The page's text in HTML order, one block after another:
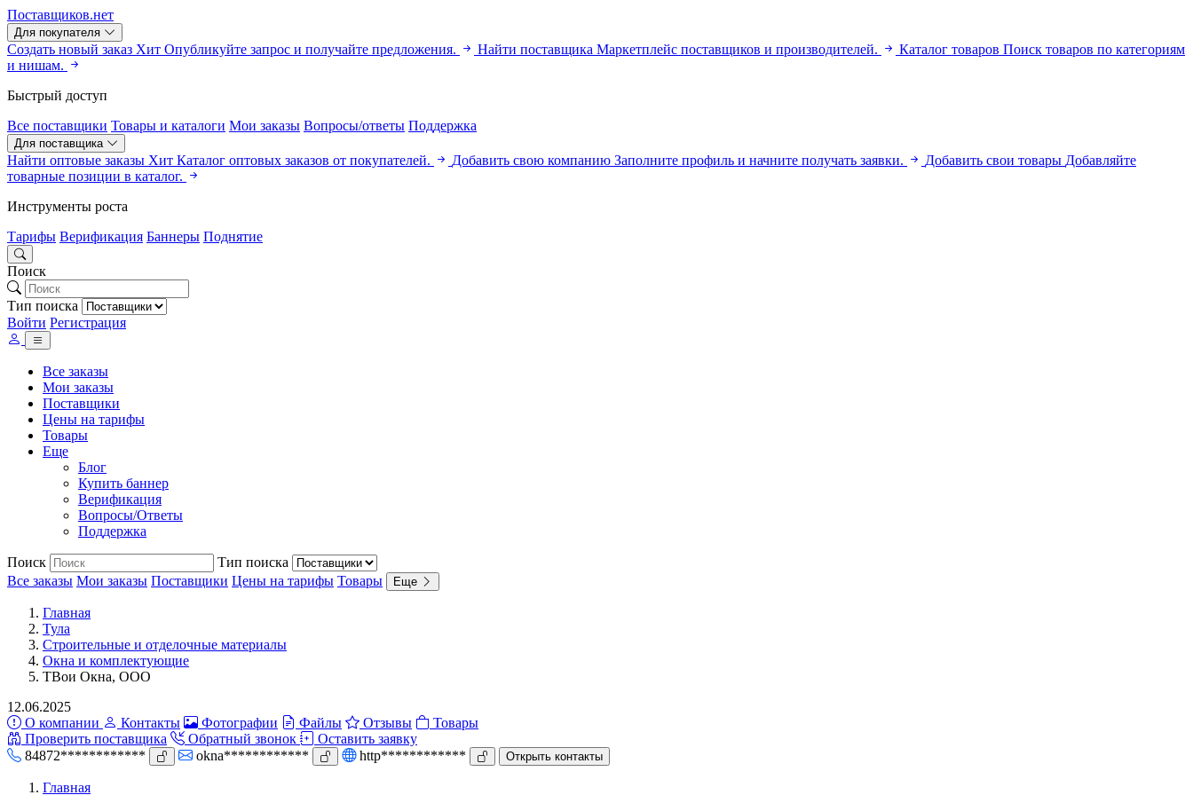
Поставщиков.нет
Для покупателя
Создать новый заказ Хит Опубликуйте запрос и получайте предложения. Найти поставщика Маркетплейс поставщиков и производителей. Каталог товаров Поиск товаров по категориям
и нишам.
Быстрый доступ
Все поставщики Товары и каталоги Мои заказы Вопросы/ответы Поддержка
Для поставщика
Найти оптовые заказы Хит Каталог оптовых заказов от покупателей. Добавить свою компанию Заполните профиль и начните получать заявки. Добавить свои товары Добавляйте
товарные позиции в каталог.
Инструменты роста
Тарифы Верификация Баннеры Поднятие
Поиск
Тип поиска
Войти Регистрация
Все заказы
Мои заказы
Поставщики
Цены на тарифы
Товары
Еще
Блог
Купить баннер
Верификация
Вопросы/Ответы
Поддержка
Поиск
Тип поиска
Все заказы Мои заказы Поставщики Цены на тарифы Товары Еще
Главная
Тула
Строительные и отделочные материалы
Окна и комплектующие
ТВои Окна, ООО
12.06.2025
О компании
Контакты Фотографии Файлы Отзывы
Товары
Проверить поставщика
Обратный звонок
Оставить заявку
84872************
okna************ http************ Открыть контакты
Главная